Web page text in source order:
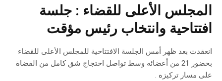
المجلس الأعلى للقضاء : جلسة
افتتاحية وانتخاب رئيس مؤقت
انعقدت بعد ظهر أمس الجلسة الافتتاحية للمجلس الأعلى للقضاء
بحضور 21 من أعضائه وسط تواصل احتجاج شق كامل من القضاة
على مسار تركيزه .